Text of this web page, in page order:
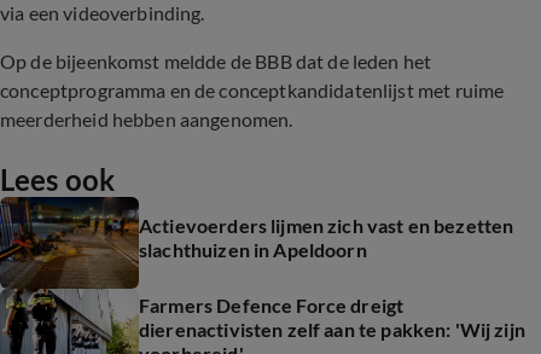
via een videoverbinding.
Op de bijeenkomst meldde de BBB dat de leden het
conceptprogramma en de conceptkandidatenlijst met ruime
meerderheid hebben aangenomen.
Lees ook
Actievoerders lijmen zich vast en bezetten
slachthuizen in Apeldoorn
Farmers Defence Force dreigt
dierenactivisten zelf aan te pakken: 'Wij zijn